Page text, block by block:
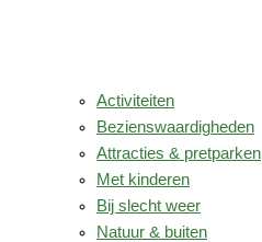
Activiteiten
Bezienswaardigheden
Attracties & pretparken
Met kinderen
Bij slecht weer
Natuur & buiten